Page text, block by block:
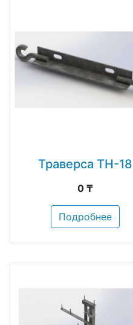
Траверса ТН-18
0 ₸
Подробнее